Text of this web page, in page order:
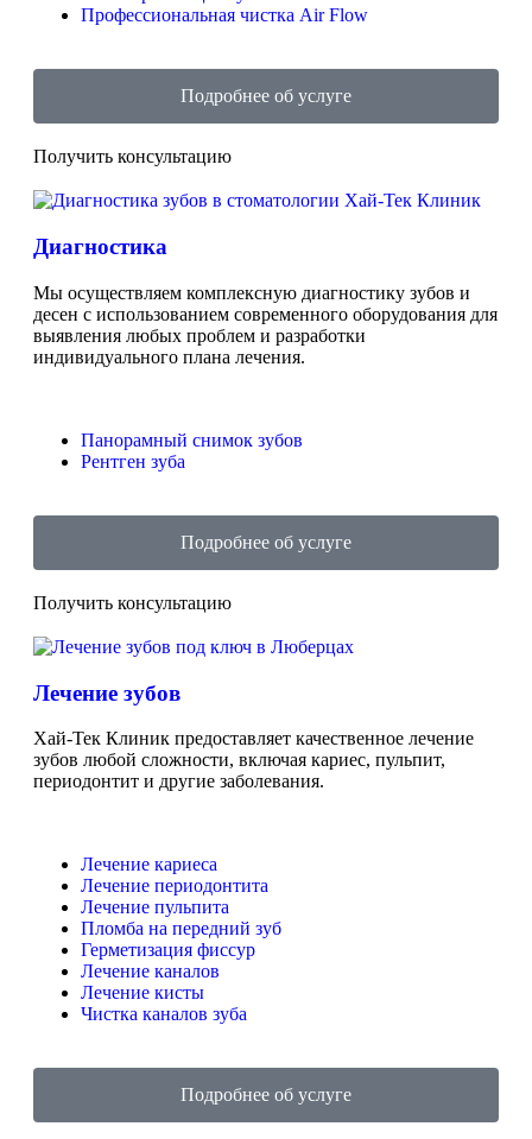
Профессиональная чистка Air Flow
Подробнее об услуге
Получить консультацию
Диагностика
Мы осуществляем комплексную диагностику зубов и
десен с использованием современного оборудования для
выявления любых проблем и разработки
индивидуального плана лечения.
Панорамный снимок зубов
Рентген зуба
Подробнее об услуге
Получить консультацию
Лечение зубов
Хай-Тек Клиник предоставляет качественное лечение
зубов любой сложности, включая кариес, пульпит,
периодонтит и другие заболевания.
Лечение кариеса
Лечение периодонтита
Лечение пульпита
Пломба на передний зуб
Герметизация фиссур
Лечение каналов
Лечение кисты
Чистка каналов зуба
Подробнее об услуге